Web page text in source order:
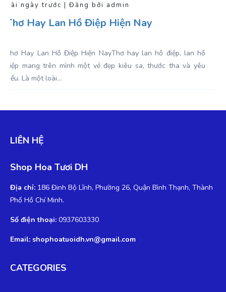
Vài ngày trước | Đăng bởi admin
Thơ Hay Lan Hồ Điệp Hiện Nay
Thơ Hay Lan Hồ Điệp Hiện NayThơ hay lan hồ điệp, lan hồ
điệp mang trên mình một vẻ đẹp kiêu sa, thước tha và yêu
kiều. Là một loài...
LIÊN HỆ
Shop Hoa Tươi DH
Địa chỉ: 186 Đinh Bộ Lĩnh, Phường 26, Quận Bình Thạnh, Thành
Phố Hồ Chí Minh.
Số điện thoại: 0937603330
Email: shophoatuoidh.vn@gmail.com
CATEGORIES